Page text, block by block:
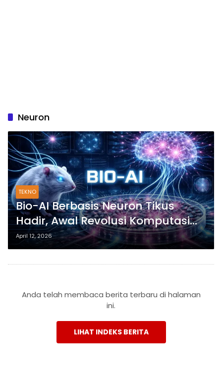
Neuron
TEKNO
Bio-AI Berbasis Neuron Tikus
Hadir, Awal Revolusi Komputasi
Gabungan Biologis dan Mesin
April 12, 2026
Anda telah membaca berita terbaru di halaman
ini.
LIHAT INDEKS BERITA